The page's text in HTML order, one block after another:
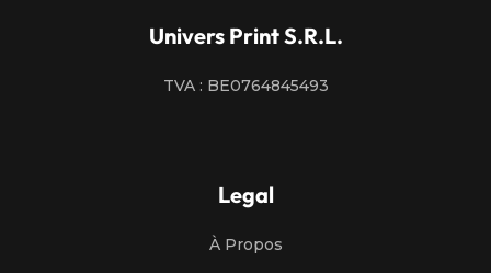
Univers Print S.R.L.
TVA : BE0764845493
Legal
À Propos